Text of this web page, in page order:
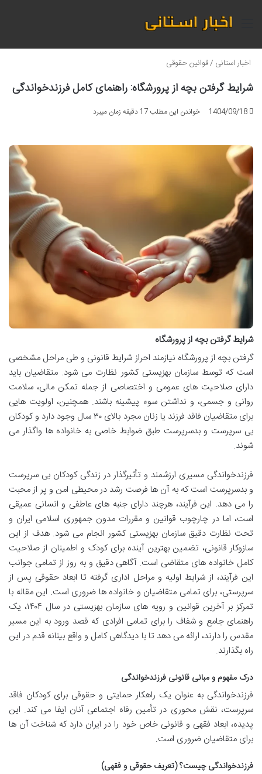
منو
اخبار استانی /قوانین حقوقی
شرایط گرفتن بچه از پرورشگاه: راهنمای کامل فرزندخواندگی
1404/09/18 خواندن این مطلب 17 دقیقه زمان میبرد
شرایط گرفتن بچه از پرورشگاه
گرفتن بچه از پرورشگاه نیازمند احراز شرایط قانونی و طی مراحل مشخصی
است که توسط سازمان بهزیستی کشور نظارت می شود. متقاضیان باید
دارای صلاحیت های عمومی و اختصاصی از جمله تمکن مالی، سلامت
روانی و جسمی، و نداشتن سوء پیشینه باشند. همچنین، اولویت هایی
برای متقاضیان فاقد فرزند یا زنان مجرد بالای ۳۰ سال وجود دارد و کودکان
بی سرپرست و بدسرپرست طبق ضوابط خاصی به خانواده ها واگذار می
شوند.
فرزندخواندگی مسیری ارزشمند و تأثیرگذار در زندگی کودکان بی سرپرست
و بدسرپرست است که به آن ها فرصت رشد در محیطی امن و پر از محبت
را می دهد. این فرآیند، هرچند دارای جنبه های عاطفی و انسانی عمیقی
است، اما در چارچوب قوانین و مقررات مدون جمهوری اسلامی ایران و
تحت نظارت دقیق سازمان بهزیستی کشور انجام می شود. هدف از این
سازوکار قانونی، تضمین بهترین آینده برای کودک و اطمینان از صلاحیت
کامل خانواده های متقاضی است. آگاهی دقیق و به روز از تمامی جوانب
این فرآیند، از شرایط اولیه و مراحل اداری گرفته تا ابعاد حقوقی پس از
سرپرستی، برای تمامی متقاضیان و خانواده ها ضروری است. این مقاله با
تمرکز بر آخرین قوانین و رویه های سازمان بهزیستی در سال ۱۴۰۴، یک
راهنمای جامع و شفاف را برای تمامی افرادی که قصد ورود به این مسیر
مقدس را دارند، ارائه می دهد تا با دیدگاهی کامل و واقع بینانه قدم در این
راه بگذارند.
درک مفهوم و مبانی قانونی فرزندخواندگی
فرزندخواندگی به عنوان یک راهکار حمایتی و حقوقی برای کودکان فاقد
سرپرست، نقش محوری در تأمین رفاه اجتماعی آنان ایفا می کند. این
پدیده، ابعاد فقهی و قانونی خاص خود را در ایران دارد که شناخت آن ها
برای متقاضیان ضروری است.
فرزندخواندگی چیست؟ (تعریف حقوقی و فقهی)